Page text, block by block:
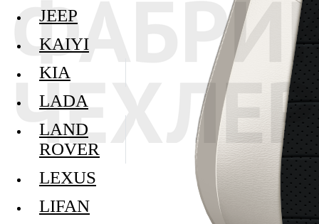
JEEP
KAIYI
KIA
LADA
LAND
ROVER
LEXUS
LIFAN